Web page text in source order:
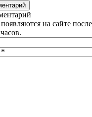
на сайте
*